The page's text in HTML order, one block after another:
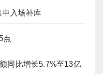
入场补库
点
同比增长5.7%至13亿